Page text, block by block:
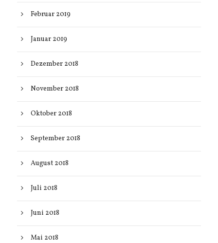
Februar 2019
Januar 2019
Dezember 2018
November 2018
Oktober 2018
September 2018
August 2018
Juli 2018
Juni 2018
Mai 2018